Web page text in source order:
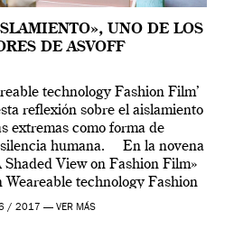
UNO DE LOS
DE ASVOFF
technology Fashion Film’
reflexión sobre el aislamiento
extremas como forma de
humana. En la novena
View on Fashion Film»
Weareable technology Fashion
por Alex Murray-Leslie […]
/ 2017 — VER MÁS